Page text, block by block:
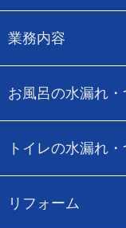
業務内容
お風呂の水漏れ・
トイレの水漏れ・
リフォーム